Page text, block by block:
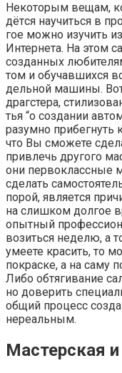
Неко­то­рым вещам,
дёт­ся научить­ся в
гое мож­но изу­чить
Интер­не­та. На этом
создан­ных
том и обу­чав­ших­ся
дель­ной маши­ны. Вот
драг­сте­ра,
тья “о созда­нии
разум­но при­бег­нуть
что Вы смо­же­те
при­влечь дру­го­го
они пер­во­класс­ные
сде­лать
порой, явля­ет­ся
на слиш­ком дол­гое
опыт­ный
во­зить­ся неде­лю, а
уме­е­те кра­сить, то
покрас­ке, а на саму
Либо обтя­ги­ва­ние
но дове­рить
общий про­цесс
нереальным.
Мастерская